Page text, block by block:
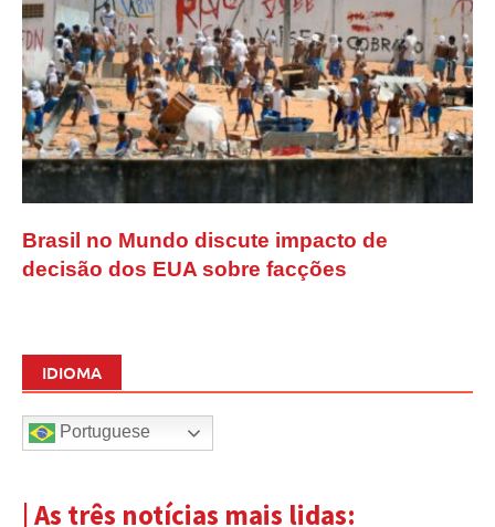
Brasil no Mundo discute impacto de
decisão dos EUA sobre facções
IDIOMA
Portuguese
| As três notícias mais lidas: